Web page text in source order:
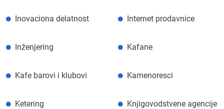
Inovaciona delatnost Internet prodavnice
Inženjering Kafane
Kafe barovi i klubovi Kamenoresci
Ketering Knjigovodstvene agencije